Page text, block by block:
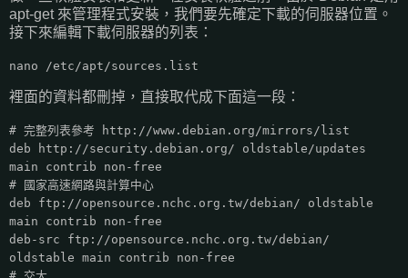
apt-get 來管理程式安裝，我們要先確定下載的伺服器位置。
接下來編輯下載伺服器的列表：
nano /etc/apt/sources.list
裡面的資料都刪掉，直接取代成下面這一段：
# 完整列表參考 http://www.debian.org/mirrors/list
deb http://security.debian.org/ oldstable/updates
main contrib non-free
# 國家高速網路與計算中心
deb ftp://opensource.nchc.org.tw/debian/ oldstable
main contrib non-free
deb-src ftp://opensource.nchc.org.tw/debian/
oldstable main contrib non-free